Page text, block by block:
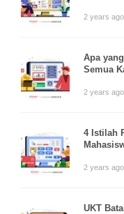
2 years ago
Apa
Semua
2 years ago
4 Istilah
2 years ago
UKT